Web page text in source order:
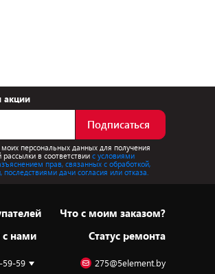
акции
Подписаться
персональных данных для получения
в соответствиис условиями
прав, связанных с обработкой,
дачи согласия или отказа.
с нами
Что с моим заказом?
Статус ремонта
59-59 275@5element.by